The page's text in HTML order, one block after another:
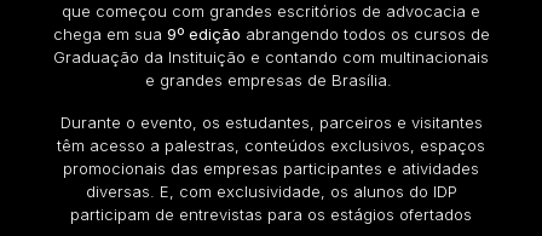
que começou com grandes escritórios de advocacia e
chega em sua 9º edição abrangendo todos os cursos de
Graduação da Instituição e contando com multinacionais
e grandes empresas de Brasília.
Durante o evento, os estudantes, parceiros e visitantes
têm acesso a palestras, conteúdos exclusivos, espaços
promocionais das empresas participantes e atividades
diversas. E, com exclusividade, os alunos do IDP
participam de entrevistas para os estágios ofertados